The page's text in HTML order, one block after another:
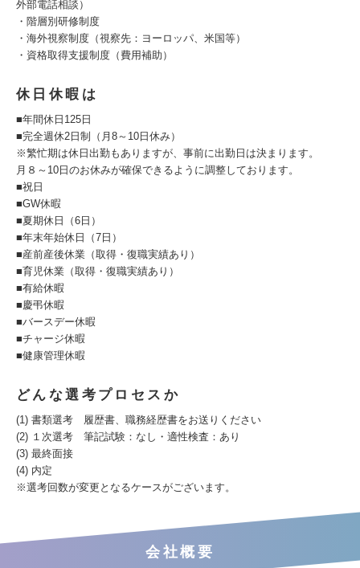
外部電話相談）
・階層別研修制度
・海外視察制度（視察先：ヨーロッパ、米国等）
・資格取得支援制度（費用補助）
休日休暇は
■年間休日125日
■完全週休2日制（月8～10日休み）
※繁忙期は休日出勤もありますが、事前に出勤日は決まります。
月８～10日のお休みが確保できるように調整しております。
■祝日
■GW休暇
■夏期休日（6日）
■年末年始休日（7日）
■産前産後休業（取得・復職実績あり）
■育児休業（取得・復職実績あり）
■有給休暇
■慶弔休暇
■バースデー休暇
■チャージ休暇
■健康管理休暇
どんな選考プロセスか
(1) 書類選考 履歴書、職務経歴書をお送りください
(2) １次選考 筆記試験：なし・適性検査：あり
(3) 最終面接
(4) 内定
※選考回数が変更となるケースがございます。
会社概要